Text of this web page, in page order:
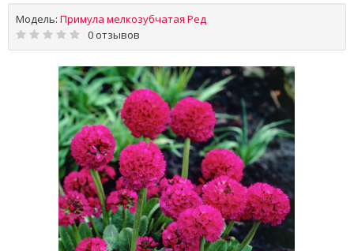
Модель: Примула мелкозубчатая Ред
0 отзывов